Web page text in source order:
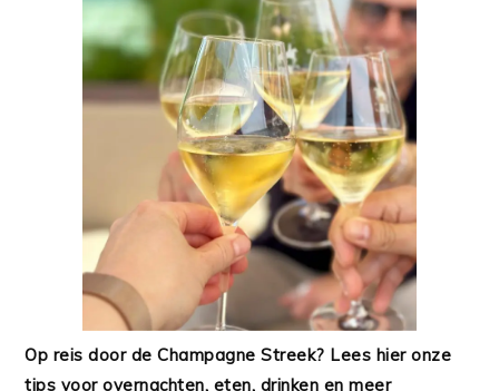
Op reis door de Champagne Streek? Lees hier onze
tips voor overnachten, eten, drinken en meer